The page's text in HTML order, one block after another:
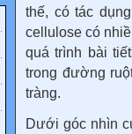
thế, có tác
cellulose có
quá trình bài
trong đường
tràng.
Dưới góc nhìn